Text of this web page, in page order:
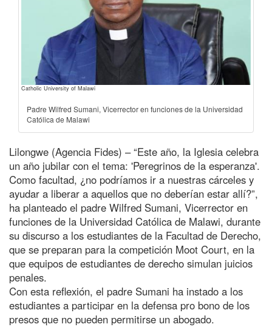
Catholic University of Malawi
Padre Wilfred Sumani, Vicerrector en funciones de la Universidad
Católica de Malawi
Lilongwe (Agencia Fides) – “Este año, la Iglesia celebra
un año jubilar con el tema: 'Peregrinos de la esperanza'.
Como facultad, ¿no podríamos ir a nuestras cárceles y
ayudar a liberar a aquellos que no deberían estar allí?”,
ha planteado el padre Wilfred Sumani, Vicerrector en
funciones de la Universidad Católica de Malawi, durante
su discurso a los estudiantes de la Facultad de Derecho,
que se preparan para la competición Moot Court, en la
que equipos de estudiantes de derecho simulan juicios
penales.
Con esta reflexión, el padre Sumani ha instado a los
estudiantes a participar en la defensa pro bono de los
presos que no pueden permitirse un abogado.